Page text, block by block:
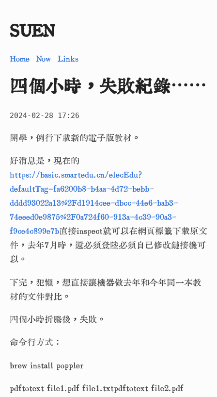
SUEN
Home Now Links
四個小時，失敗紀錄⋯⋯
2024-02-28 17:26
開學，例行下載新的電子版教材。
好消息是，現在的
https://basic.smartedu.cn/elecEdu?
defaultTag=fa6200b8-b4aa-4d72-bebb-
dddd93022a13%2Fd1914cee-dbcc-44e6-bab3-
74eeed0e9875%2F0a724f60-913a-4c39-90a3-
f9ce4c899e7b直接inspect就可以在網頁標籤下載原文
件，去年7月時，還必須登陸必須自己修改鏈接纔可
以。
下完，犯懶，想直接讓機器做去年和今年同一本教
材的文件對比。
四個小時折騰後，失敗。
命令行方式：
brew install poppler
pdftotext file1.pdf file1.txtpdftotext file2.pdf